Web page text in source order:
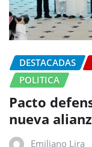
DESTACADAS
POLITICA
Pacto
nueva
Emiliano Lira